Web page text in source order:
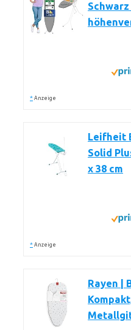
Schwarz
* Anzeige
Leifheit
Solid
x 38 cm
* Anzeige
Rayen |